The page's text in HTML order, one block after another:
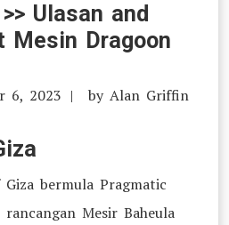
Ulasan and
Mesin Dragoon
6, 2023 by Alan Griffin
bermula Pragmatic
Mesir Baheula